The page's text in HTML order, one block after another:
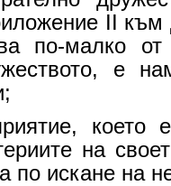
II
по-малко
е
което
на
по искане на